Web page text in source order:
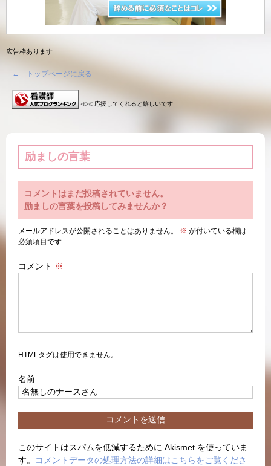
広告枠あります
← トップページに戻る
≪≪ 応援してくれると嬉しいです
励ましの言葉
コメントはまだ投稿されていません。
励ましの言葉を投稿してみませんか？
メールアドレスが公開されることはありません。 ※ が付いている欄は
必須項目です
コメント ※
HTMLタグは使用できません。
名前
このサイトはスパムを低減するために Akismet を使っていま
す。
コメントデータの処理方法の詳細はこちらをご覧くださ